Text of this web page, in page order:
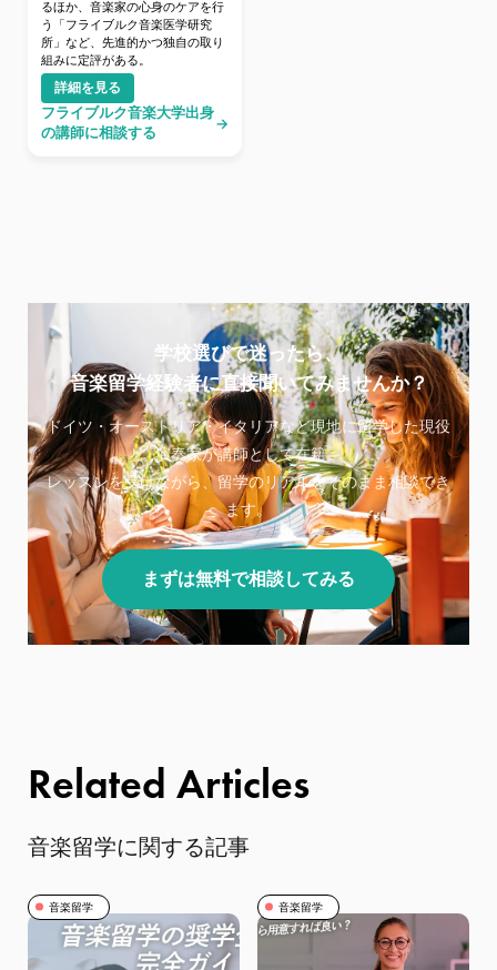
るほか、音楽家の心身のケアを行
う「フライブルク音楽医学研究
所」など、先進的かつ独自の取り
組みに定評がある。
詳細を見る
フライブルク音楽大学出身
の講師に相談する
学校選びで迷ったら、
音楽留学経験者に直接聞いてみませんか？
ドイツ・オーストリア・イタリアなど現地に留学した現役
演奏家が講師として在籍。
レッスンを受けながら、留学のリアルをそのまま相談でき
ます。
まずは無料で相談してみる
Related Articles
音楽留学に関する記事
音楽留学 音楽留学